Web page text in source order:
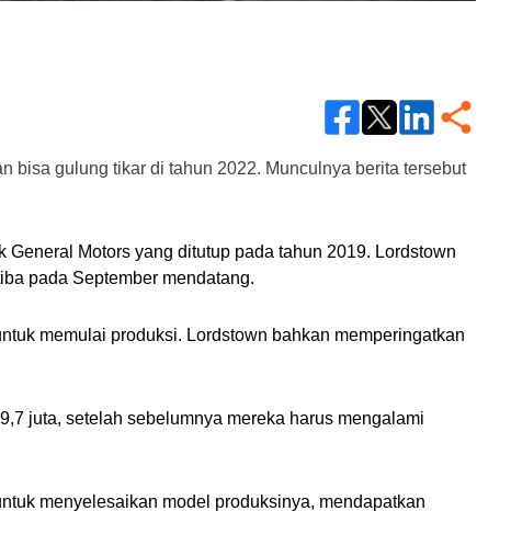
bisa gulung tikar di tahun 2022. Munculnya berita tersebut
Motors yang ditutup pada tahun 2019. Lordstown
pada September mendatang.
memulai produksi. Lordstown bahkan memperingatkan
juta, setelah sebelumnya mereka harus mengalami
menyelesaikan model produksinya, mendapatkan